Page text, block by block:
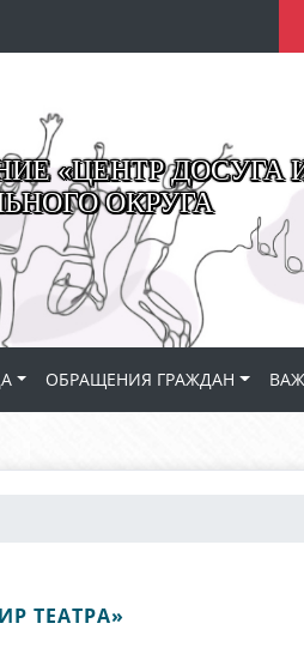
«ЦЕНТР ДОСУГА
ОКРУГА
ОБРАЩЕНИЯ ГРАЖДАН
ТЕАТРА»